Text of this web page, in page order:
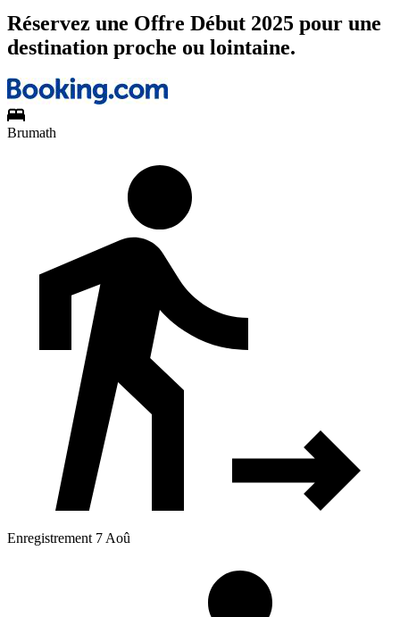
Réservez une Offre Début 2025 pour une
destination proche ou lointaine.
Brumath
Enregistrement 7 Aoû